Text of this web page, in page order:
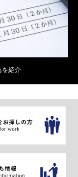
を紹介